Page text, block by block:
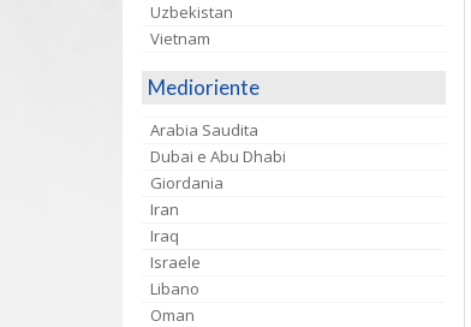
Uzbekistan
Vietnam
Medioriente
Arabia Saudita
Dubai e Abu Dhabi
Giordania
Iran
Iraq
Israele
Libano
Oman